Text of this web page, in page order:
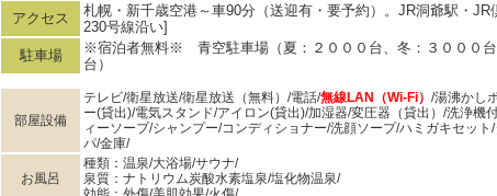
アクセス
札幌・新千歳空港～車90分（送迎有・要予約）。JR洞爺駅・
230号線沿い]
駐車場
※宿泊者無料※ 青空駐車場（夏：２０００台、冬：３０００
台）
部屋設備
テレビ/衛星放送/衛星放送（無料）/電話/無線LAN（Wi-Fi） /湯沸かし
ー(貸出)/電気スタンド/アイロン(貸出)/加湿器/変圧器（貸出）/洗浄機
ィーソープ/シャンプー/コンディショナー/洗顔ソープ/ハミガキセッ
パ/金庫/
お風呂
種類：温泉/大浴場/サウナ/
泉質：ナトリウム炭酸水素塩泉/塩化物温泉/